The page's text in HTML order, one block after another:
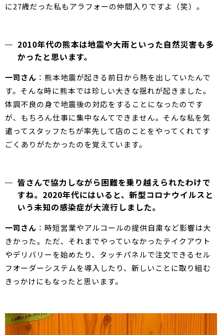
に27歳だった私もアラフォーの仲間入りですよ（笑）。
2010年代の熊本は地震や大雨といった自然災害も多
かったと思います。
一司さん ：熊本地震が起きる前日から熱を出していたんで
す。そんな時に熊本では珍しい大きな揺れが起きました。
体調不良の身で地震後の対応をすることになったのです
が、もちろん仕事に集中なんてできません。そんな私を気
遣ってスタッフたちが率先して店のことをやってくれてす
ごくありがたかったのを覚えています。
皆さんで協力しながら困難を乗り越えられたわけで
すね。2020年代にはいると、新型コロナウイルスと
いう未知の感染症が大流行しました。
一司さん ：時短営業やアルコールの提供自粛など影響は大
きかった。ただ、それまでやっていなかったテイクアウト
やデリバリーを始めたり、タッチパネルで注文できるセル
フオーダーシステムを導入したり、新しいことに取り組む
きっかけにもなったと思います。